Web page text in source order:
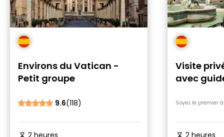
Environs du Vatican -
Petit groupe
9.6(118)
2 heures
Visite
avec
Soyez le premier
2 heures